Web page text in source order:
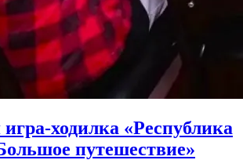
ходилка «Республика
путешествие»